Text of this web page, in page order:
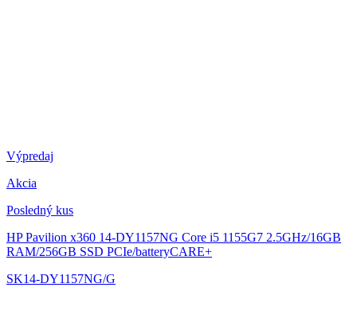
Výpredaj
Akcia
Posledný kus
HP Pavilion x360 14-DY1157NG Core i5 1155G7 2.5GHz/16GB
RAM/256GB SSD PCIe/batteryCARE+
SK14-DY1157NG/G